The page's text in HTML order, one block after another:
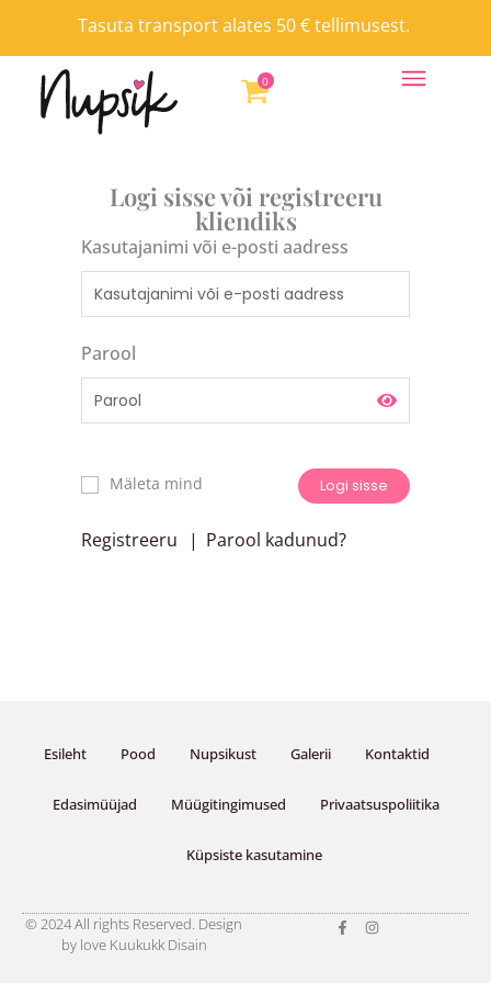
content
Tasuta transport alates 50 € tellimusest.
0
Logi sisse või registreeru
kliendiks
Kasutajanimi või e-posti aadress
Parool
Mäleta mind Logi sisse
Registreeru Parool kadunud?
Esileht Pood Nupsikust Galerii Kontaktid
Edasimüüjad Müügitingimused Privaatsuspoliitika
Küpsiste kasutamine
© 2024 All rights Reserved. Design
by love Kuukukk Disain
F
a
I
n